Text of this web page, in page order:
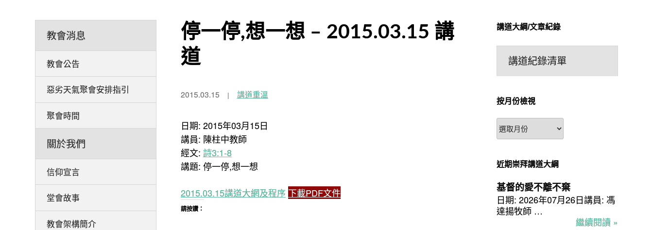
教會消息
教會公告
惡劣天氣聚會安排指引
聚會時間
關於我們
信仰宣言
堂會故事
教會架構簡介
停一停,想一想 – 2015.03.15 講
道
2015.03.15 講道重溫
日期: 2015年03月15日
講員: 陳柱中教師
經文: 詩3:1-8
講題: 停一停,想一想
2015.03.15講道大網及程序 下載PDF文件
請按讚：
講道大綱/文章紀錄
講道紀錄清單
按月份檢視
按
月
視
近期崇拜講道大綱
基督的愛不離不棄
日期: 2026年07月26日講員: 馮
達揚牧師 …
繼續閱讀 »